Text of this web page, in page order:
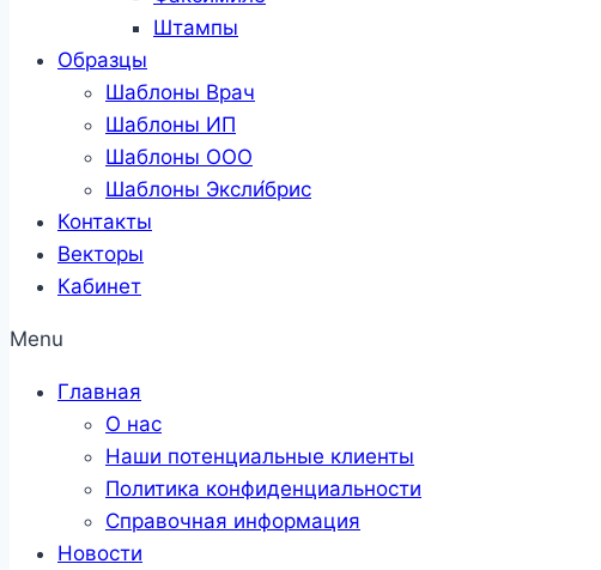
Штампы
Образцы
Шаблоны Врач
Шаблоны ИП
Шаблоны ООО
Шаблоны Эксли́брис
Контакты
Векторы
Кабинет
Menu
Главная
О нас
Наши потенциальные клиенты
Политика конфиденциальности
Справочная информация
Новости